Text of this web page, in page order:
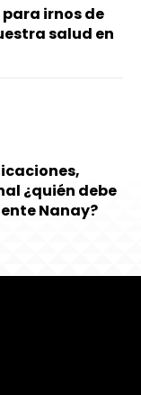
irnos de
salud en
¿quién debe
Nanay?